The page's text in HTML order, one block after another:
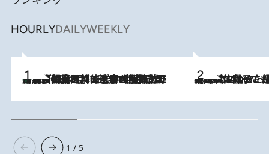
HOURLYDAILYWEEKLY
2026.8.8
「最後に見られてよかった」上野動物園の東園パンダ舎が解体前に特別公開。8月16日まで延長されたパネル展と共に辿る“半世紀”のパンダ飼育《解体工事の図面あり》 2026.8.5
【阿川佐和子さんの年とる力】なぜ70代で始めた趣味は“こんなに楽しい”のか？ ピアノ、俳句…スランプに陥っても続けられる“ある秘訣”とは
1 / 5